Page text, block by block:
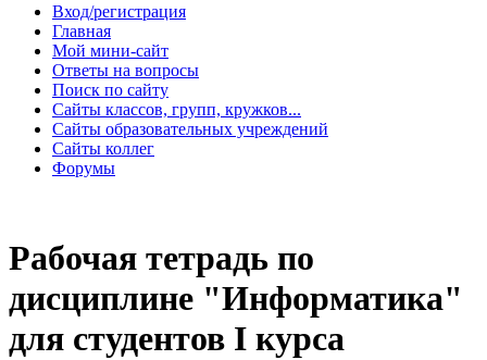
Вход/регистрация
Главная
Мой мини-сайт
Ответы на вопросы
Поиск по сайту
Сайты классов, групп, кружков...
Сайты образовательных учреждений
Сайты коллег
Форумы
Рабочая тетрадь по
дисциплине "Информатика"
для студентов I курса